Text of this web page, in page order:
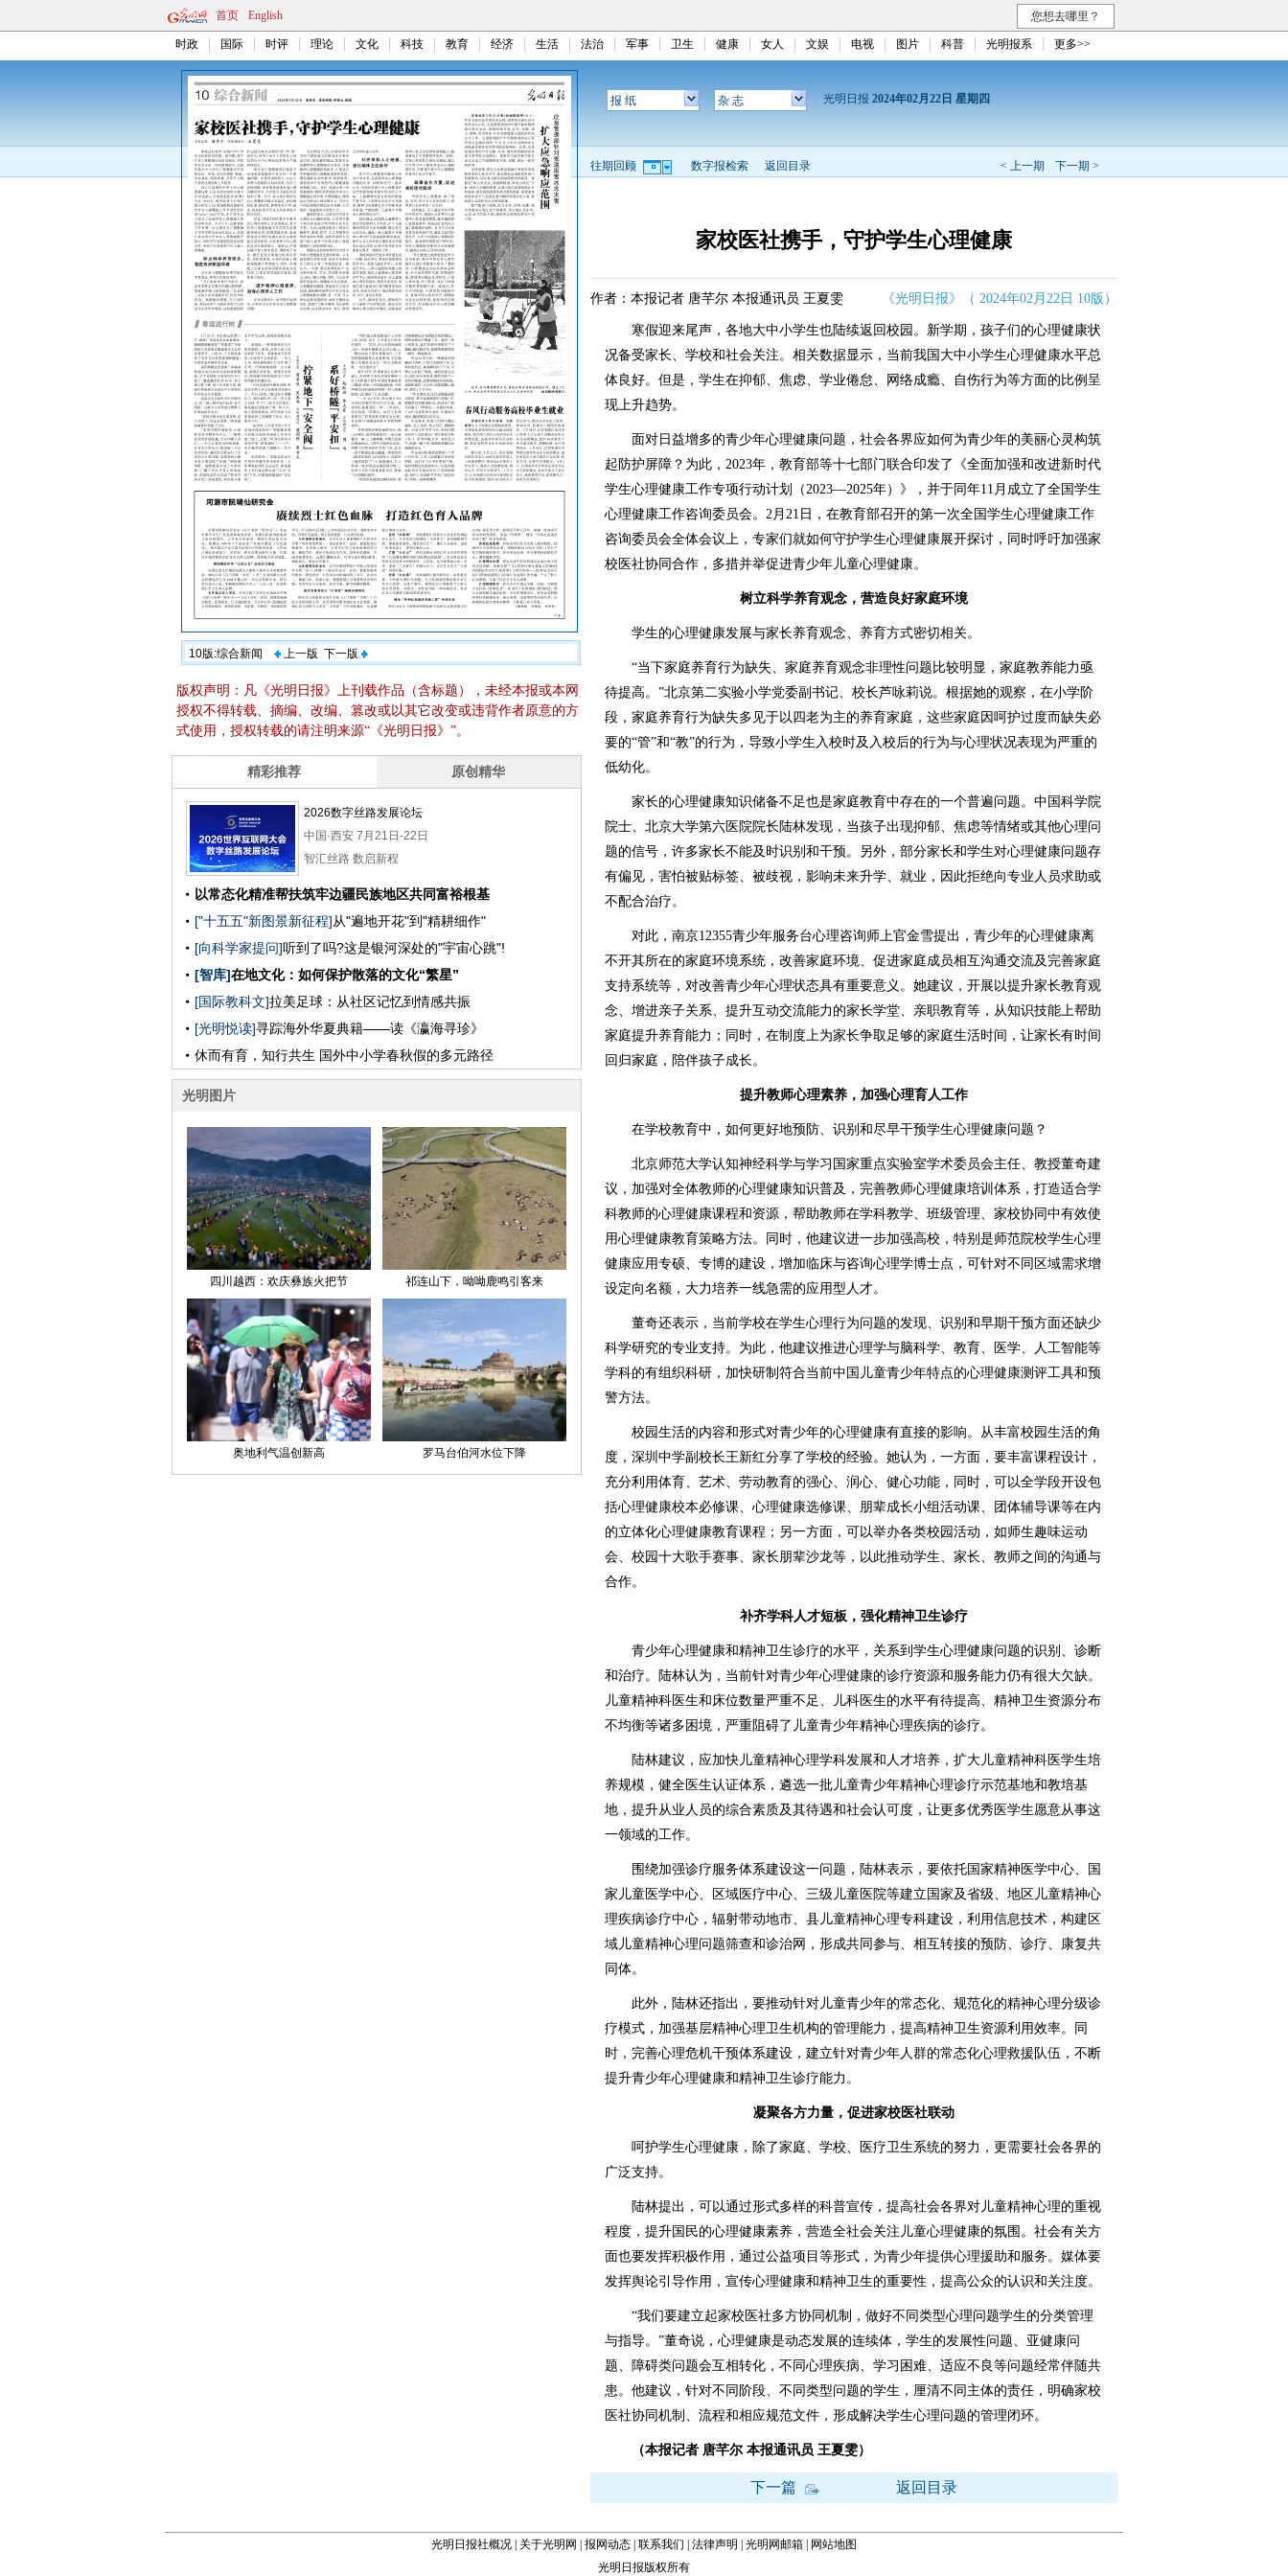
首页 English 您想去哪里？
时政 国际 时评 理论 文化 科技 教育 经济 生活 法治 军事 卫生 健康 女人 文娱 电视 图片 科普 光明报系 更多>>
10版:综合新闻 上一版 下一版
版权声明：凡《光明日报》上刊载作品（含标题），未经本报或本网
授权不得转载、摘编、改编、篡改或以其它改变或违背作者原意的方
式使用，授权转载的请注明来源“《光明日报》”。
报 纸 杂 志 光明日报 2024年02月22日 星期四
< 上一期 下一期 >
往期回顾 数字报检索 返回目录
家校医社携手，守护学生心理健康
作者：本报记者 唐芊尔 本报通讯员 王夏雯 《光明日报》（ 2024年02月22日 10版）
寒假迎来尾声，各地大中小学生也陆续返回校园。新学期，孩子们的心理健康状
况备受家长、学校和社会关注。相关数据显示，当前我国大中小学生心理健康水平总
体良好。但是，学生在抑郁、焦虑、学业倦怠、网络成瘾、自伤行为等方面的比例呈
现上升趋势。
面对日益增多的青少年心理健康问题，社会各界应如何为青少年的美丽心灵构筑
起防护屏障？为此，2023年，教育部等十七部门联合印发了《全面加强和改进新时代
学生心理健康工作专项行动计划（2023—2025年）》，并于同年11月成立了全国学生
心理健康工作咨询委员会。2月21日，在教育部召开的第一次全国学生心理健康工作
咨询委员会全体会议上，专家们就如何守护学生心理健康展开探讨，同时呼吁加强家
校医社协同合作，多措并举促进青少年儿童心理健康。
树立科学养育观念，营造良好家庭环境
学生的心理健康发展与家长养育观念、养育方式密切相关。
“当下家庭养育行为缺失、家庭养育观念非理性问题比较明显，家庭教养能力亟
待提高。”北京第二实验小学党委副书记、校长芦咏莉说。根据她的观察，在小学阶
段，家庭养育行为缺失多见于以四老为主的养育家庭，这些家庭因呵护过度而缺失必
要的“管”和“教”的行为，导致小学生入校时及入校后的行为与心理状况表现为严重的
低幼化。
家长的心理健康知识储备不足也是家庭教育中存在的一个普遍问题。中国科学院
院士、北京大学第六医院院长陆林发现，当孩子出现抑郁、焦虑等情绪或其他心理问
题的信号，许多家长不能及时识别和干预。另外，部分家长和学生对心理健康问题存
有偏见，害怕被贴标签、被歧视，影响未来升学、就业，因此拒绝向专业人员求助或
不配合治疗。
对此，南京12355青少年服务台心理咨询师上官金雪提出，青少年的心理健康离
不开其所在的家庭环境系统，改善家庭环境、促进家庭成员相互沟通交流及完善家庭
支持系统等，对改善青少年心理状态具有重要意义。她建议，开展以提升家长教育观
念、增进亲子关系、提升互动交流能力的家长学堂、亲职教育等，从知识技能上帮助
家庭提升养育能力；同时，在制度上为家长争取足够的家庭生活时间，让家长有时间
回归家庭，陪伴孩子成长。
提升教师心理素养，加强心理育人工作
在学校教育中，如何更好地预防、识别和尽早干预学生心理健康问题？
北京师范大学认知神经科学与学习国家重点实验室学术委员会主任、教授董奇建
议，加强对全体教师的心理健康知识普及，完善教师心理健康培训体系，打造适合学
科教师的心理健康课程和资源，帮助教师在学科教学、班级管理、家校协同中有效使
用心理健康教育策略方法。同时，他建议进一步加强高校，特别是师范院校学生心理
健康应用专硕、专博的建设，增加临床与咨询心理学博士点，可针对不同区域需求增
设定向名额，大力培养一线急需的应用型人才。
董奇还表示，当前学校在学生心理行为问题的发现、识别和早期干预方面还缺少
科学研究的专业支持。为此，他建议推进心理学与脑科学、教育、医学、人工智能等
学科的有组织科研，加快研制符合当前中国儿童青少年特点的心理健康测评工具和预
警方法。
校园生活的内容和形式对青少年的心理健康有直接的影响。从丰富校园生活的角
度，深圳中学副校长王新红分享了学校的经验。她认为，一方面，要丰富课程设计，
充分利用体育、艺术、劳动教育的强心、润心、健心功能，同时，可以全学段开设包
括心理健康校本必修课、心理健康选修课、朋辈成长小组活动课、团体辅导课等在内
的立体化心理健康教育课程；另一方面，可以举办各类校园活动，如师生趣味运动
会、校园十大歌手赛事、家长朋辈沙龙等，以此推动学生、家长、教师之间的沟通与
合作。
补齐学科人才短板，强化精神卫生诊疗
青少年心理健康和精神卫生诊疗的水平，关系到学生心理健康问题的识别、诊断
和治疗。陆林认为，当前针对青少年心理健康的诊疗资源和服务能力仍有很大欠缺。
儿童精神科医生和床位数量严重不足、儿科医生的水平有待提高、精神卫生资源分布
不均衡等诸多困境，严重阻碍了儿童青少年精神心理疾病的诊疗。
陆林建议，应加快儿童精神心理学科发展和人才培养，扩大儿童精神科医学生培
养规模，健全医生认证体系，遴选一批儿童青少年精神心理诊疗示范基地和教培基
地，提升从业人员的综合素质及其待遇和社会认可度，让更多优秀医学生愿意从事这
一领域的工作。
围绕加强诊疗服务体系建设这一问题，陆林表示，要依托国家精神医学中心、国
家儿童医学中心、区域医疗中心、三级儿童医院等建立国家及省级、地区儿童精神心
理疾病诊疗中心，辐射带动地市、县儿童精神心理专科建设，利用信息技术，构建区
域儿童精神心理问题筛查和诊治网，形成共同参与、相互转接的预防、诊疗、康复共
同体。
此外，陆林还指出，要推动针对儿童青少年的常态化、规范化的精神心理分级诊
疗模式，加强基层精神心理卫生机构的管理能力，提高精神卫生资源利用效率。同
时，完善心理危机干预体系建设，建立针对青少年人群的常态化心理救援队伍，不断
提升青少年心理健康和精神卫生诊疗能力。
凝聚各方力量，促进家校医社联动
呵护学生心理健康，除了家庭、学校、医疗卫生系统的努力，更需要社会各界的
广泛支持。
陆林提出，可以通过形式多样的科普宣传，提高社会各界对儿童精神心理的重视
程度，提升国民的心理健康素养，营造全社会关注儿童心理健康的氛围。社会有关方
面也要发挥积极作用，通过公益项目等形式，为青少年提供心理援助和服务。媒体要
发挥舆论引导作用，宣传心理健康和精神卫生的重要性，提高公众的认识和关注度。
“我们要建立起家校医社多方协同机制，做好不同类型心理问题学生的分类管理
与指导。”董奇说，心理健康是动态发展的连续体，学生的发展性问题、亚健康问
题、障碍类问题会互相转化，不同心理疾病、学习困难、适应不良等问题经常伴随共
患。他建议，针对不同阶段、不同类型问题的学生，厘清不同主体的责任，明确家校
医社协同机制、流程和相应规范文件，形成解决学生心理问题的管理闭环。
（本报记者 唐芊尔 本报通讯员 王夏雯）
下一篇 返回目录
光明日报社概况 关于光明网 报网动态 联系我们 法律声明 光明网邮箱
网站地图
光明日报版权所有